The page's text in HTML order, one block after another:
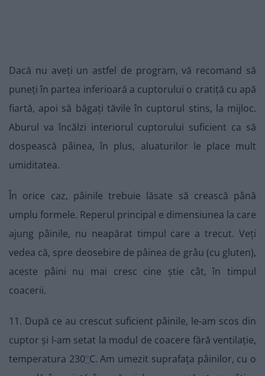
Dacă nu aveți un astfel de program, vă recomand să
puneți în partea inferioară a cuptorului o cratiță cu apă
fiartă, apoi să băgați tăvile în cuptorul stins, la mijloc.
Aburul va încălzi interiorul cuptorului suficient ca să
dospească pâinea, în plus, aluaturilor le place mult
umiditatea.
În orice caz, pâinile trebuie lăsate să crească până
umplu formele. Reperul principal e dimensiunea la care
ajung pâinile, nu neapărat timpul care a trecut. Veți
vedea că, spre deosebire de pâinea de grâu (cu gluten),
aceste pâini nu mai cresc cine știe cât, în timpul
coacerii.
11. După ce au crescut suficient pâinile, le-am scos din
cuptor și l-am setat la modul de coacere fără ventilație,
temperatura 230°C. Am umezit suprafața pâinilor, cu o